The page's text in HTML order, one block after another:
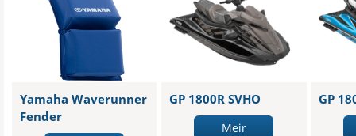
Yamaha Waverunner
Fender
GP 1800R SVHO
Meir
GP